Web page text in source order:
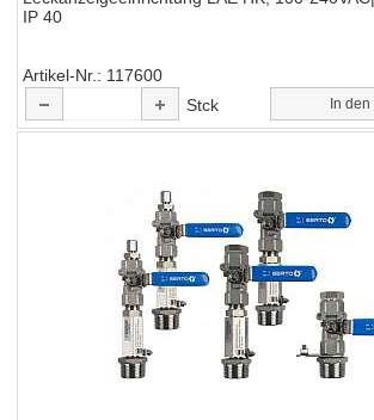
IP 40
Artikel-Nr.
117600
Stck
In